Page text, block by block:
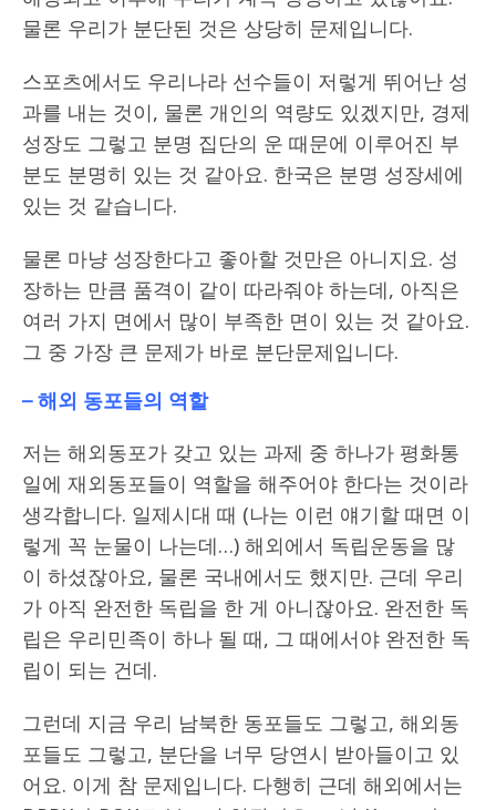
물론 우리가 분단된 것은 상당히 문제입니다.
스포츠에서도 우리나라 선수들이 저렇게 뛰어난 성
과를 내는 것이, 물론 개인의 역량도 있겠지만, 경제
성장도 그렇고 분명 집단의 운 때문에 이루어진 부
분도 분명히 있는 것 같아요. 한국은 분명 성장세에
있는 것 같습니다.
물론 마냥 성장한다고 좋아할 것만은 아니지요. 성
장하는 만큼 품격이 같이 따라줘야 하는데, 아직은
여러 가지 면에서 많이 부족한 면이 있는 것 같아요.
그 중 가장 큰 문제가 바로 분단문제입니다.
– 해외 동포들의 역할
저는 해외동포가 갖고 있는 과제 중 하나가 평화통
일에 재외동포들이 역할을 해주어야 한다는 것이라
생각합니다. 일제시대 때 (나는 이런 얘기할 때면 이
렇게 꼭 눈물이 나는데…) 해외에서 독립운동을 많
이 하셨잖아요, 물론 국내에서도 했지만. 근데 우리
가 아직 완전한 독립을 한 게 아니잖아요. 완전한 독
립은 우리민족이 하나 될 때, 그 때에서야 완전한 독
립이 되는 건데.
그런데 지금 우리 남북한 동포들도 그렇고, 해외동
포들도 그렇고, 분단을 너무 당연시 받아들이고 있
어요. 이게 참 문제입니다. 다행히 근데 해외에서는